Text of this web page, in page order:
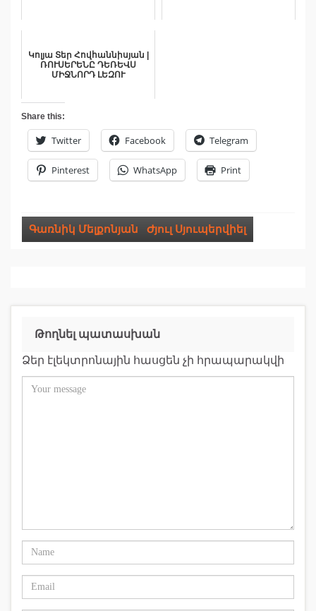
Կոլյա Տեր Հովհաննիսյան |
ՌՈՒՍԵՐԵՆԸ ԴԵՌԵՎՍ
ՄԻՋՆՈՐԴ ԼԵԶՈՒ
Share this:
Twitter Facebook Telegram
Pinterest WhatsApp Print
Գառնիկ Մելքոնյան Ժյուլ Սյուպերվիել
Թողնել պատասխան
Ձեր էլեկտրոնային հասցեն չի հրապարակվի